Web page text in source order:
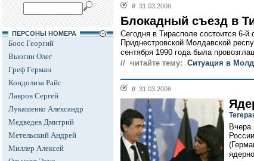
ПЕРСОНЫ НОМЕРА
Боос Георгий
Вьюгин Олег
Греф Герман
Кондолиза Райс
Лавров Сергей
Лукашенко Александр
Медведев Дмитрий
Метельский Андрей
Миллер Алексей
// 31.03.2006
Блокадный съезд в
Сегодня в Тирасполе состоится 6-й
Приднестровской Молдавской
сентября 1990 года была
// читайте тему: Ситуация в
// 31.03.2006
Вчера